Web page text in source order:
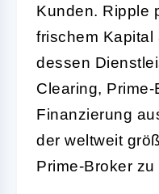
Kunden. Ripple
frischem Kapital
dessen
Clearing,
Finanzierung
der weltweit
Prime-Broker zu